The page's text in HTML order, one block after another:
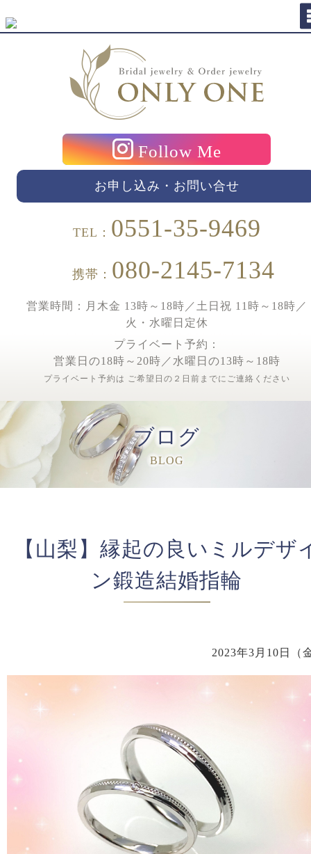
Follow Me
お申し込み・お問い合せ
TEL： 0551-35-9469
携帯： 080-2145-7134
営業時間：月木金 13時～18時／土日祝 11時～18時／
火・水曜日定休
プライベート予約：
営業日の18時～20時／水曜日の13時～18時
プライベート予約は ご希望日の２日前までにご連絡ください
ブログ
BLOG
【山梨】縁起の良いミルデザ
ン鍛造結婚指輪
2023年3月10日（